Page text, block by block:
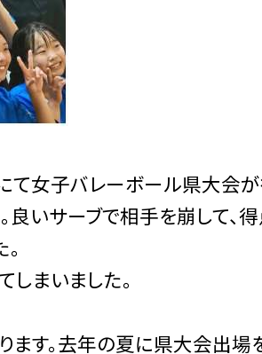
女子バレーボール県大会が
いサーブで相手を崩して、
まいました。
す。去年の夏に県大会出場